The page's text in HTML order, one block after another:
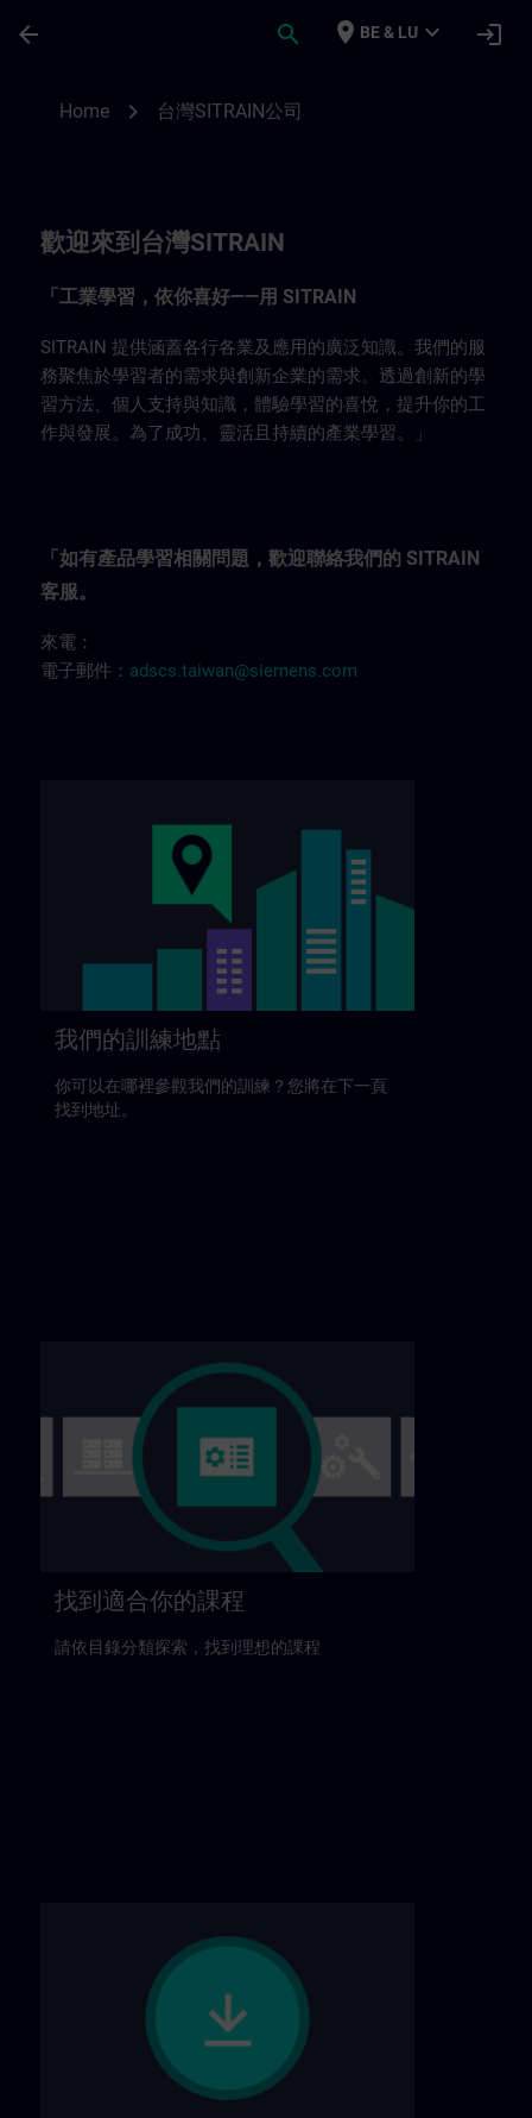
arrow_back search place BE & LU expand_more login
Home chevron_right 台灣SITRAIN公司
歡迎來到台灣SITRAIN
「工業學習，依你喜好——用 SITRAIN
SITRAIN 提供涵蓋各行各業及應用的廣泛知識。我們的服
務聚焦於學習者的需求與創新企業的需求。透過創新的學
習方法、個人支持與知識，體驗學習的喜悅，提升你的工
作與發展。為了成功、靈活且持續的產業學習。」
「如有產品學習相關問題，歡迎聯絡我們的 SITRAIN
客服。
來電：
電子郵件： adscs.taiwan@siemens.com
我們的訓練地點
你可以在哪裡參觀我們的訓練？您將在下一頁
找到地址。
找到適合你的課程
請依目錄分類探索，找到理想的課程